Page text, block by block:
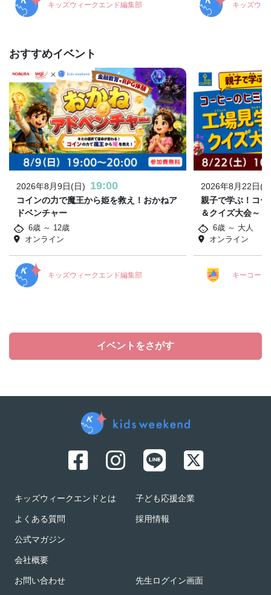
キッズウィークエンド編集部 キッズウィ
おすすめイベント
2026年8月9日(日) 19:00
コインの力で魔王から姫を救え！おかねア
ドベンチャー
6歳 ～ 12歳
オンライン
キッズウィークエンド編集部
2026年8月22日(
親子で学ぶ！コ
＆クイズ大会～
6歳 ～ 大人
オンライン
キーコーヒ
イベントをさがす
キッズウィークエンドとは
よくある質問
公式マガジン
会社概要
子ども応援企業
採用情報
お問い合わせ 先生ログイン画面